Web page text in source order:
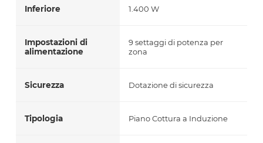
Inferiore 1.400 W
Impostazioni di
alimentazione
9 settaggi di potenza per
zona
Sicurezza Dotazione di sicurezza
Tipologia Piano Cottura a Induzione